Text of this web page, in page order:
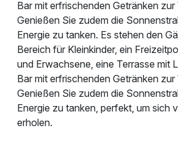
Bar mit erfrischenden Getränken zur
Genießen Sie zudem die
Energie zu tanken. Es stehen den
Bereich für Kleinkinder, ein
und Erwachsene, eine Terrasse mit
Bar mit erfrischenden Getränken zur
Genießen Sie zudem die
Energie zu tanken, perfekt, um sich
erholen.